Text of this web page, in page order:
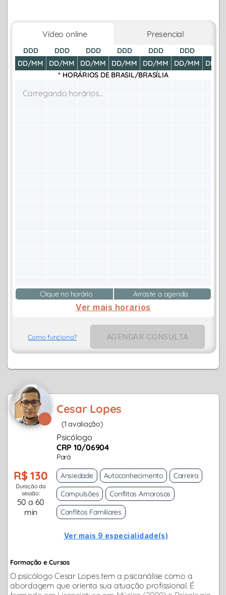
Vídeo online Presencial
DDD
DD/MM
DDD
DD/MM
DDD
DD/MM
DDD
DD/MM
DDD
DD/MM
DDD
DD/MM
DD/
* HORÁRIOS DE BRASIL/BRASÍLIA
Carregando horários...
Clique no horário Arraste a agenda
Ver mais horarios
Como funciona? AGENDAR CONSULTA
Cesar Lopes
(1 avaliação)
Psicólogo
CRP 10/06904
Pará
R$ 130
Duração da
sessão:
50 a 60
min
Ansiedade Autoconhecimento
Carreira
Compulsões
Conflitos Amorosos
Conflitos Familiares
Ver mais 9 especialidade(s)
Formação e Cursos
O psicólogo Cesar Lopes tem a psicanálise como a
abordagem que orienta sua atuação profissional. É